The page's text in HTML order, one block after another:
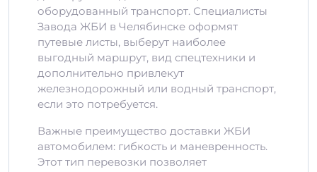
оборудованный транспорт. Специалисты
Завода ЖБИ в Челябинске оформят
путевые листы, выберут наиболее
выгодный маршрут, вид спецтехники и
дополнительно привлекут
железнодорожный или водный транспорт,
если это потребуется.
Важные преимущество доставки ЖБИ
автомобилем: гибкость и маневренность.
Этот тип перевозки позволяет